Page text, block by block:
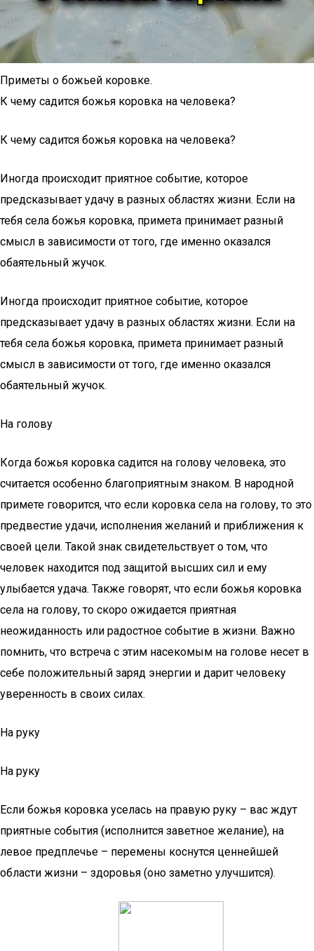
Приметы о божьей коровке.
К чему садится божья коровка на человека?
К чему садится божья коровка на человека?
Иногда происходит приятное событие, которое
предсказывает удачу в разных областях жизни. Если на
тебя села божья коровка, примета принимает разный
смысл в зависимости от того, где именно оказался
обаятельный жучок.
Иногда происходит приятное событие, которое
предсказывает удачу в разных областях жизни. Если на
тебя села божья коровка, примета принимает разный
смысл в зависимости от того, где именно оказался
обаятельный жучок.
На голову
Когда божья коровка садится на голову человека, это
считается особенно благоприятным знаком. В народной
примете говорится, что если коровка села на голову, то это
предвестие удачи, исполнения желаний и приближения к
своей цели. Такой знак свидетельствует о том, что
человек находится под защитой высших сил и ему
улыбается удача. Также говорят, что если божья коровка
села на голову, то скоро ожидается приятная
неожиданность или радостное событие в жизни. Важно
помнить, что встреча с этим насекомым на голове несет в
себе положительный заряд энергии и дарит человеку
уверенность в своих силах.
На руку
На руку
Если божья коровка уселась на правую руку – вас ждут
приятные события (исполнится заветное желание), на
левое предплечье – перемены коснутся ценнейшей
области жизни – здоровья (оно заметно улучшится).